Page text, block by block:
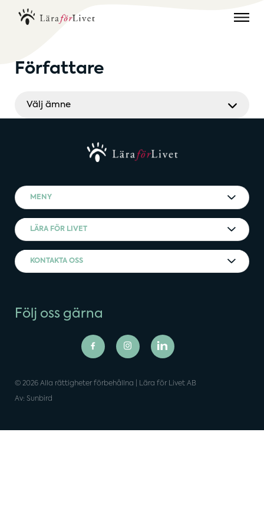
Författare
Välj ämne
MENY
LÄRA FÖR LIVET
KONTAKTA OSS
Följ oss gärna
© 2026 Alla rättigheter förbehållna | Lära för Livet AB
Av: Sunbird